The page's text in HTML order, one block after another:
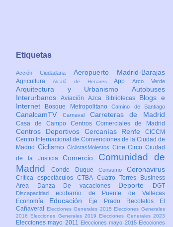
Etiquetas
Acción Ciudadana Aeropuerto Madrid-Barajas
Agricultura Alcalá de HenaresAppArco Verde
Arquitectura y Urbanismo Autobuses
Interurbanos Aviación Azca Bibliotecas Blogs e
Internet
Bosque MetropolitanoCamino de Santiago
CanalcamTV Carnaval Carreteras de Madrid
Casa de Campo Centros Comerciales de Madrid
Centros Deportivos Cercanías Renfe CICCM
Centro Internacional de Convenciones de la Ciudad de
Madrid CiclismoCiclistasMolestos CineCircoCiudad
de la JusticiaComercio Comunidad de
MadridConde Duque Consumo Coronavirus
Crítica espectáculosCTBA Cuatro Torres Business
Area
Danza De vacaciones Deporte DGT
Discapacidad ecobarrio de Puente de Vallecas
Economía Educación Eje Prado Recoletos
El
Cañaveral
Elecciones Generales 2015 Elecciones Generales
2016 Elecciones Generales 2019 Elecciones Generales 2023
Elecciones mayo 2011 Elecciones mayo 2015 Elecciones